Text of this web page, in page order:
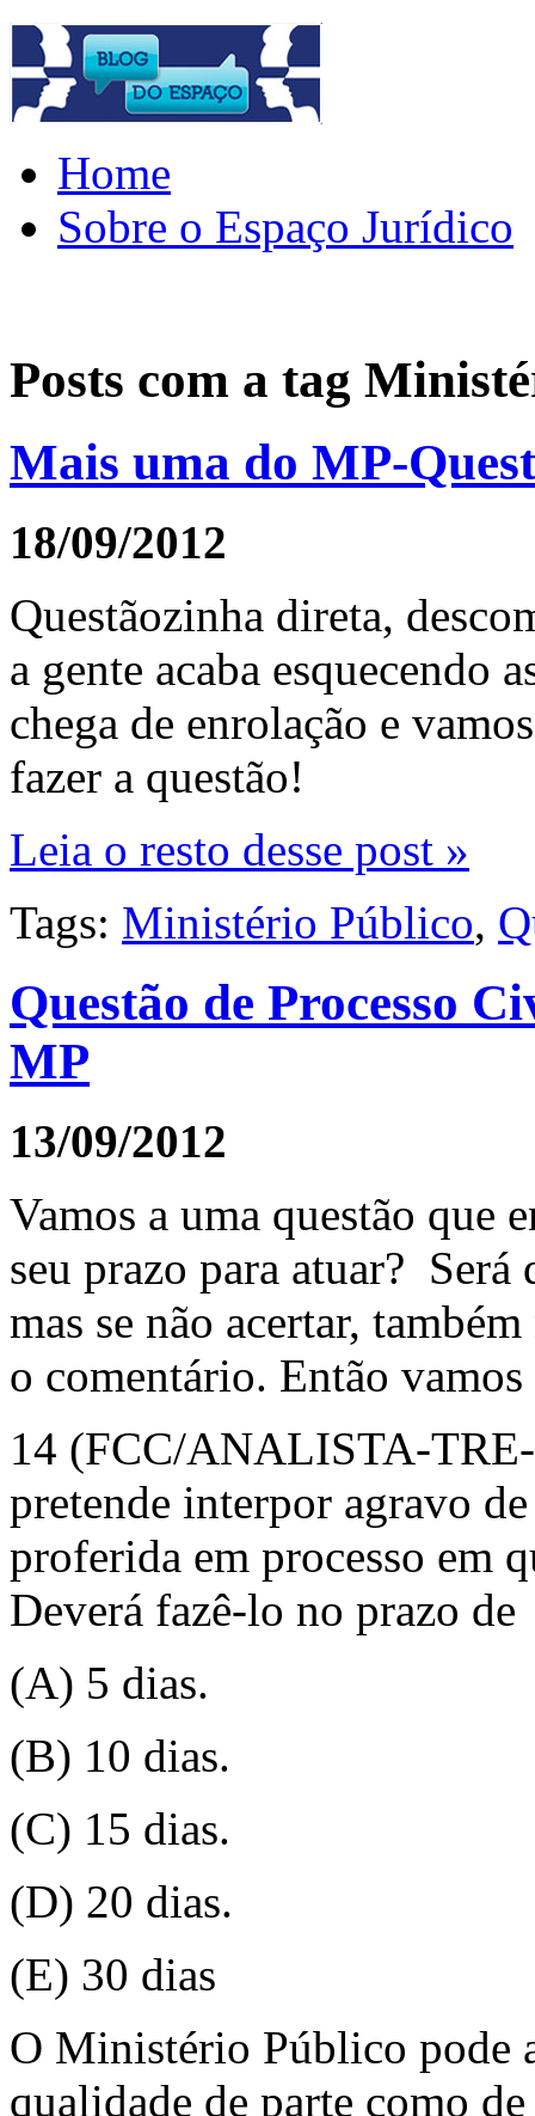
Home
Sobre o Espaço Jurídico
Posts com a tag
Mais uma do MP-
18/09/2012
Questãozinha direta,
a gente acaba esquecendo
chega de enrolação e
fazer a questão!
Leia o resto desse post »
Tags: Ministério Público,
Questão de Processo
MP
13/09/2012
Vamos a uma questão
seu prazo para atuar?
mas se não acertar,
o comentário. Então
14 (FCC/ANALISTA-
pretende interpor agravo
proferida em processo em
Deverá fazê-lo no prazo de
(A) 5 dias.
(B) 10 dias.
(C) 15 dias.
(D) 20 dias.
(E) 30 dias
O Ministério Público pode
qualidade de parte como